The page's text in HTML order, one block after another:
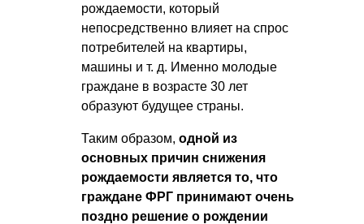
рождаемости, который
непосредственно влияет на спрос
потребителей на квартиры,
машины и т. д. Именно молодые
граждане в возрасте 30 лет
образуют будущее страны.
Таким образом, одной из
основных причин снижения
рождаемости является то, что
граждане ФРГ принимают очень
поздно решение о рождении